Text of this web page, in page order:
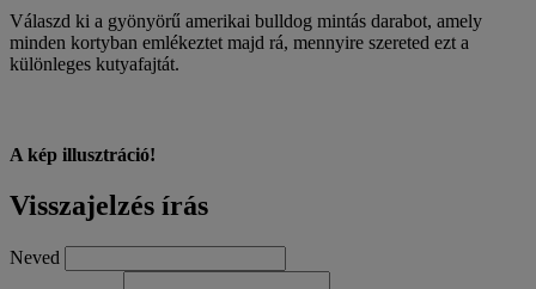
Válaszd ki a gyönyörű amerikai bulldog mintás darabot, amely
minden kortyban emlékeztet majd rá, mennyire szereted ezt a
különleges kutyafajtát.
A kép illusztráció!
Visszajelzés írás
Neved